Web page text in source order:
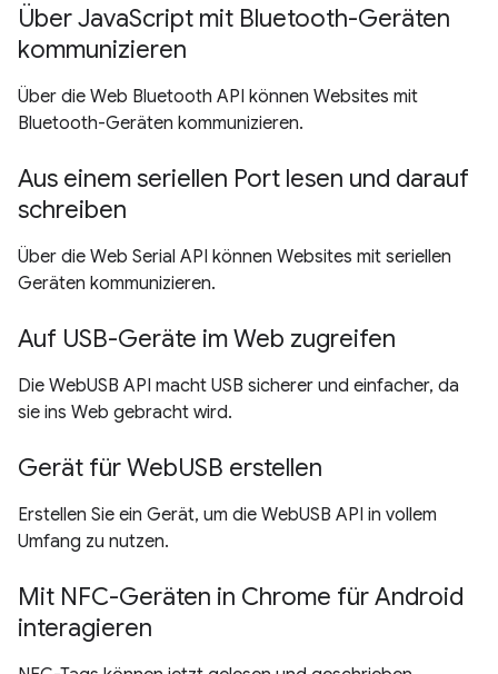
Über JavaScript mit Bluetooth-Geräten
kommunizieren
Über die Web Bluetooth API können Websites mit
Bluetooth-Geräten kommunizieren.
Aus einem seriellen Port lesen und darauf
schreiben
Über die Web Serial API können Websites mit seriellen
Geräten kommunizieren.
Auf USB-Geräte im Web zugreifen
Die WebUSB API macht USB sicherer und einfacher, da
sie ins Web gebracht wird.
Gerät für WebUSB erstellen
Erstellen Sie ein Gerät, um die WebUSB API in vollem
Umfang zu nutzen.
Mit NFC-Geräten in Chrome für Android
interagieren